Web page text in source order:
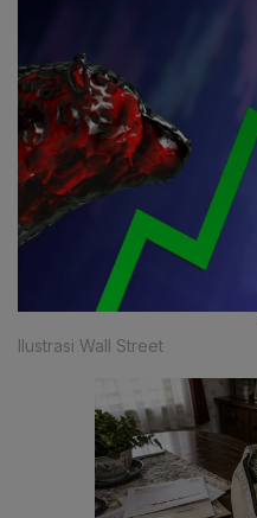
Ilustrasi Wall Street